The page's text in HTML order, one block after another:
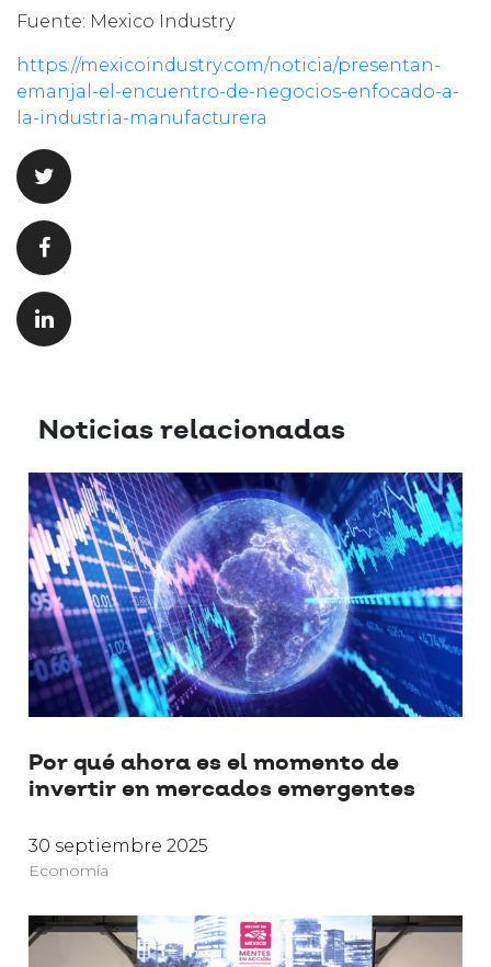
Fuente: Mexico Industry
https://mexicoindustry.com/noticia/presentan-
emanjal-el-encuentro-de-negocios-enfocado-a-
la-industria-manufacturera
Noticias relacionadas
Por qué ahora es el momento de
invertir en mercados emergentes
30 septiembre 2025
Economía